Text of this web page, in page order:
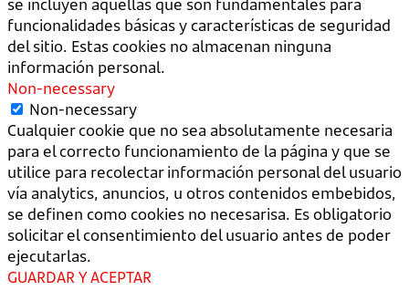
funcionalidades básicas y características de seguridad
del sitio. Estas cookies no almacenan ninguna
información personal.
Non-necessary
Non-necessary
Cualquier cookie que no sea absolutamente necesaria
para el correcto funcionamiento de la página y que se
utilice para recolectar información personal del usuario
vía analytics, anuncios, u otros contenidos embebidos,
se definen como cookies no necesarisa. Es obligatorio
solicitar el consentimiento del usuario antes de poder
ejecutarlas.
GUARDAR Y ACEPTAR